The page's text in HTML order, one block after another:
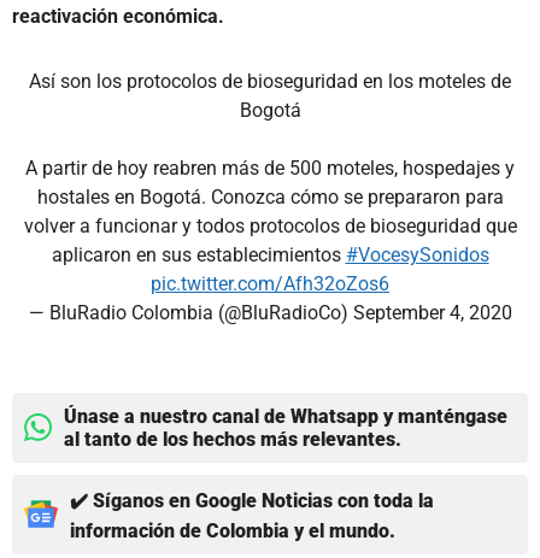
reactivación económica.
Así son los protocolos de bioseguridad en los moteles de
Bogotá
A partir de hoy reabren más de 500 moteles, hospedajes y
hostales en Bogotá. Conozca cómo se prepararon para
volver a funcionar y todos protocolos de bioseguridad que
aplicaron en sus establecimientos #VocesySonidos
pic.twitter.com/Afh32oZos6
— BluRadio Colombia (@BluRadioCo) September 4, 2020
Únase a nuestro canal de Whatsapp y manténgase
al tanto de los hechos más relevantes.
✔️ Síganos en Google Noticias con toda la
información de Colombia y el mundo.